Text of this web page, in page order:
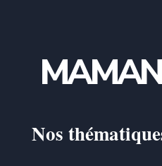
Nos